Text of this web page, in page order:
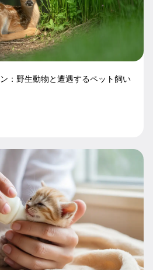
：野生動物と遭遇するペット飼い